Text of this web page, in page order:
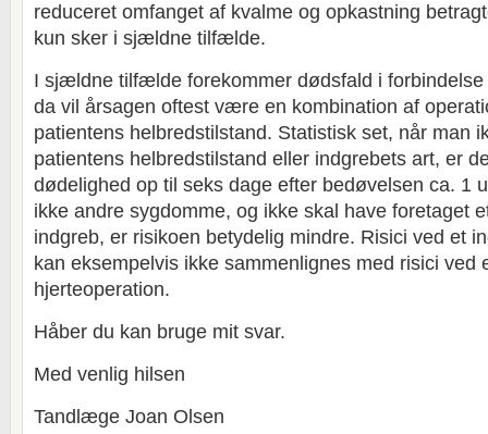
reduceret omfanget af kvalme og opkastning
kun sker i sjældne tilfælde.
I sjældne tilfælde forekommer dødsfald i
da vil årsagen oftest være en kombination af
patientens helbredstilstand. Statistisk set, når man
patientens helbredstilstand eller indgrebets art, er
dødelighed op til seks dage efter bedøvelsen ca. 1
ikke andre sygdomme, og ikke skal have foretaget
indgreb, er risikoen betydelig mindre. Risici ved et
kan eksempelvis ikke sammenlignes med risici ved
hjerteoperation.
Håber du kan bruge mit svar.
Med venlig hilsen
Tandlæge Joan Olsen